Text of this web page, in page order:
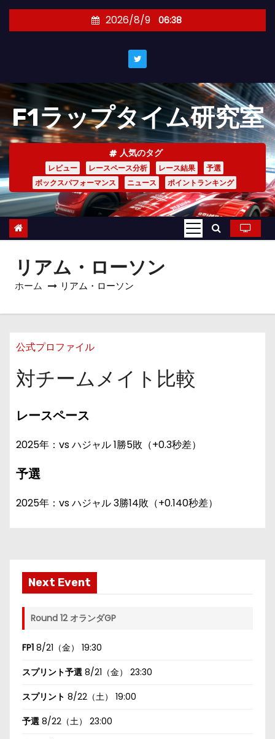
キ
ッ
プ
2026/8/9 06:38
F1ラップタイム研究室
人気のタグ
レビュー レースペース分析 レース結果
予選
ボックスパフォーマンス
ニュース ポイントランキング
リアム・ローソン
ホーム リアム・ローソン
公式プロファイル
対チームメイト比較
レースペース
2025年：vs ハジャル 1勝5敗（+0.3秒差）
予選
2025年：vs ハジャル 3勝14敗（+0.140秒差）
Next Event
Round 12 オランダGP
FP1 8/21（金） 19:30
スプリント予選 8/21（金） 23:30
スプリント 8/22（土） 19:00
予選 8/22（土） 23:00